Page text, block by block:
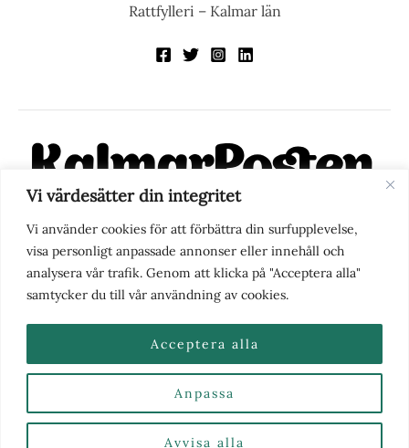
Vi värdesätter din integritet
Vi använder cookies för att förbättra din surfupplevelse,
visa personligt anpassade annonser eller innehåll och
analysera vår trafik. Genom att klicka på "Acceptera alla"
samtycker du till vår användning av cookies.
Anpassa
Avvisa alla
Acceptera alla
Rattfylleri – Kalmar län
KalmarPosten är en modern lokalnyhetstidning på nätet. Med
fokus på Kalmarregionen, men också med blick för det större
perspektivet, vill vi vara din självklara kanal för nyheter,
berättelser och engagemang. KalmarPosten grundades 1988 och
fick nya ägare 2025.
Nyhetstips eller frågor?Kontakta oss
2026 | Kalmarposten.se |Se alla Kategorier & Ämnen
här